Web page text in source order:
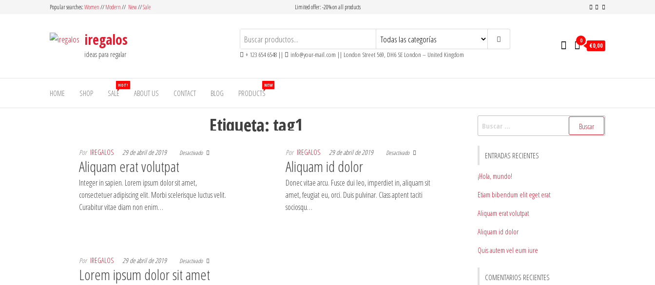
Popular searches:Women//Modern// New//Sale Limited offer: -20% on all products
iregalos
ideas para regalar + 123 654 6548 || info@your-mail.com || London Street 569, DH6 SE London – United Kingdom
0
€0,00
HOME SHOP SALE
HOT!
ABOUT US CONTACT BLOG PRODUCTS
NEW
Etiqueta: tag1
Por IREGALOS 29 de abril de 2019 Desactivado
Aliquam erat volutpat
Integer in sapien. Lorem ipsum dolor sit amet,
consectetuer adipiscing elit. Morbi scelerisque luctus velit.
Curabitur vitae diam non enim…
Por IREGALOS 29 de abril de 2019 Desactivado
Aliquam id dolor
Donec vitae arcu. Fusce dui leo, imperdiet in, aliquam sit
amet, feugiat eu, orci. Duis pulvinar. Class aptent taciti
sociosqu…
Por IREGALOS 29 de abril de 2019 Desactivado
Lorem ipsum dolor sit amet
ENTRADAS RECIENTES
¡Hola, mundo!
Etiam bibendum elit eget erat
Aliquam erat volutpat
Aliquam id dolor
Quis autem vel eum iure
COMENTARIOS RECIENTES